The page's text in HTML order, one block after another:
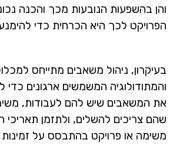
והן בהשפעות הנובעות מכך והכנה
הפרויקט לכך היא הכרחית כדי
בעיקרון, ניהול משאבים מתייחס
והמתודולוגיה המשמשים ארגונים כדי
את המשאבים שיש להם לעבודות,
שהם צריכים להשלים, ולתזמן תאריכי
משימה או פרויקט בהתבסס על